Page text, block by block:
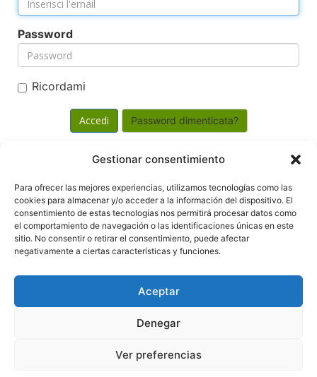
Gestionar consentimiento
Para ofrecer las mejores experiencias, utilizamos tecnologías como las
cookies para almacenar y/o acceder a la información del dispositivo. El
consentimiento de estas tecnologías nos permitirá procesar datos como
el comportamiento de navegación o las identificaciones únicas en este
sitio. No consentir o retirar el consentimiento, puede afectar
negativamente a ciertas características y funciones.
Aceptar
Denegar
Ver preferencias
Password
Ricordami
Password dimenticata?
Powered byWHMCompleteSolution
Copyright © 2026 Provision Apps. All Rights
WordPress and WHMCS integration by
Términos y Condiciones
Política de cookies
Políticas de Redes Sociales